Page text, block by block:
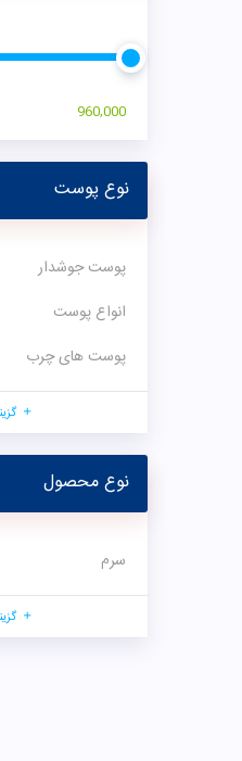
960,000
نوع پوست
پوست جوشدار
انواع پوست
پوست های چرب
نوع محصول
سرم